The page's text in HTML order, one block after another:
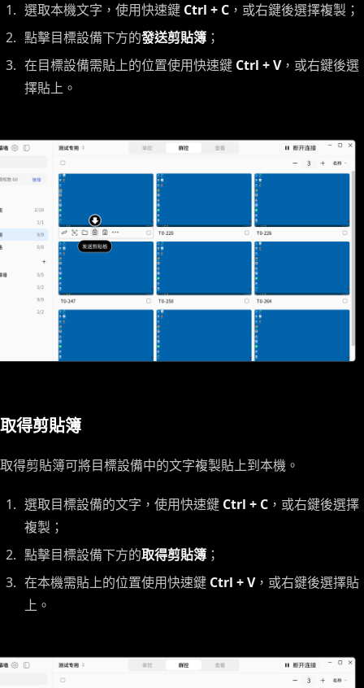
選取本機文字，使用快速鍵 Ctrl + C ，或右鍵後選擇複製；
點擊目標設備下方的發送剪貼簿 ；
在目標設備需貼上的位置使用快速鍵 Ctrl + V，或右鍵後選
擇貼上。
取得剪貼簿
取得剪貼簿可將目標設備中的文字複製貼上到本機。
選取目標設備的文字，使用快速鍵 Ctrl + C ，或右鍵後選擇
複製；
點擊目標設備下方的取得剪貼簿 ；
在本機需貼上的位置使用快速鍵 Ctrl + V，或右鍵後選擇貼
上。